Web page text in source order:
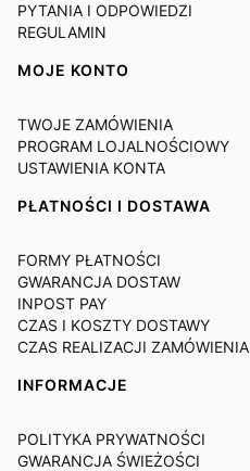
PYTANIA I ODPOWIEDZI
REGULAMIN
MOJE KONTO
TWOJE ZAMÓWIENIA
PROGRAM LOJALNOŚCIOWY
USTAWIENIA KONTA
PŁATNOŚCI I DOSTAWA
FORMY PŁATNOŚCI
GWARANCJA DOSTAW
INPOST PAY
CZAS I KOSZTY DOSTAWY
CZAS REALIZACJI ZAMÓWIENIA
INFORMACJE
POLITYKA PRYWATNOŚCI
GWARANCJA ŚWIEŻOŚCI